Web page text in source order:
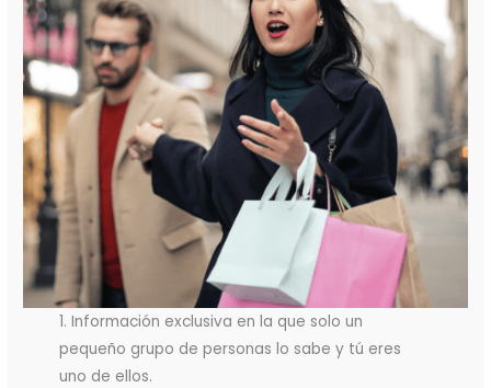
1. Información exclusiva en la que solo un
pequeño grupo de personas lo sabe y tú eres
uno de ellos.